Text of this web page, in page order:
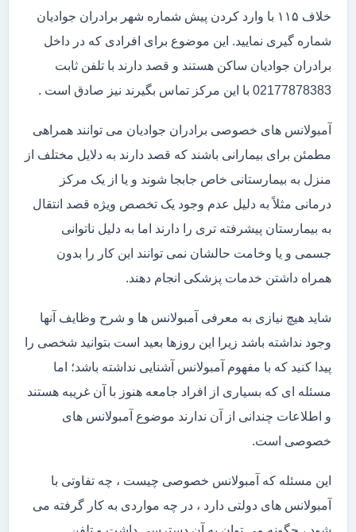
خلاف ۱۱۵ با وارد کردن پیش شماره شهر برادران جوادیان
شماره گیری نمایید. این موضوع برای افرادی که در داخل
برادران جوادیان ساکن هستند و قصد دارند با تلفن ثابت
02177878383 با این مرکز تماس بگیرند نیز صادق است .
آمبولانس های خصوصی برادران جوادیان می توانند همراهی
مطمئن برای بیمارانی باشند که قصد دارند به دلایل مختلف از
منزل به بیمارستانی خاص جابجا شوند و یا از یک مرکز
درمانی مثلاً به دلیل عدم وجود یک تخصص ویژه قصد انتقال
به بیمارستان پیشرفته تری را دارند اما به دلیل ناتوانی
جسمی و یا وخامت حالشان نمی توانند این کار را بدون
همراه داشتن خدمات پزشکی انجام دهند.
شاید هیچ نیازی به معرفی آمبولانس ها و شرح وظایف آنها
وجود نداشته باشد زیرا این روزها بعید است بتوانید شخصی را
پیدا کنید که با مفهوم آمبولانس آشنایی نداشته باشد؛ اما
مسئله ای که بسیاری از افراد جامعه هنوز با آن غریبه هستند
و اطلاعات چندانی از آن ندارند موضوع آمبولانس های
خصوصی است.
این مسئله که آمبولانس خصوصی چیست ، چه تفاوتی با
آمبولانس های دولتی دارد ، در چه مواردی به کار گرفته می